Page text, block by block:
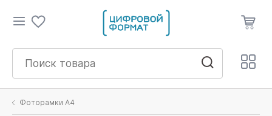
Фоторамки А4